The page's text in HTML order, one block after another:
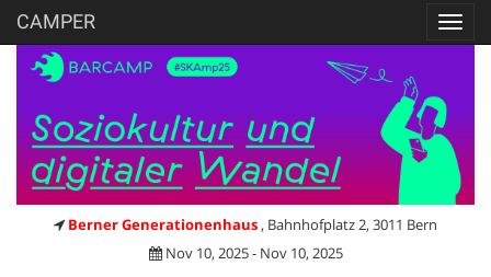
CAMPER
Berner Generationenhaus , Bahnhofplatz 2, 3011 Bern
Nov 10, 2025 - Nov 10, 2025